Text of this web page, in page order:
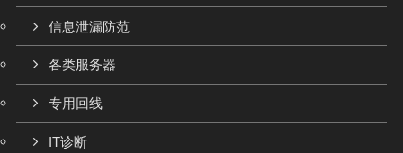
信息泄漏防范
各类服务器
专用回线
IT诊断